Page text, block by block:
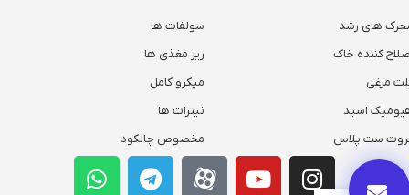
های رشد
کننده خاک
مرغی
اسید
ست پلاس
سولفات ها
ریز مغذی ها
میکرو کامل
نیترات ها
مخصوص چالکود